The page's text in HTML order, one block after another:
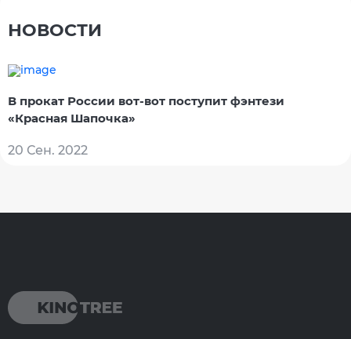
НОВОСТИ
В прокат России вот-вот поступит фэнтези
«Красная Шапочка»
20 Сен. 2022